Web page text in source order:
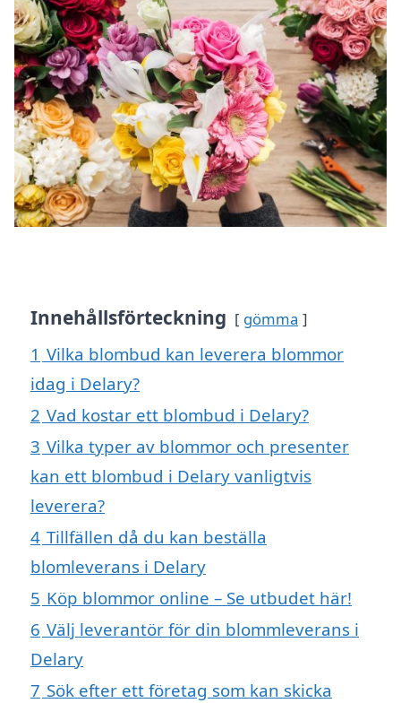
Innehållsförteckning gömma
1 Vilka blombud kan leverera blommor
idag i Delary?
2 Vad kostar ett blombud i Delary?
3 Vilka typer av blommor och presenter
kan ett blombud i Delary vanligtvis
leverera?
4 Tillfällen då du kan beställa
blomleverans i Delary
5 Köp blommor online – Se utbudet här!
6 Välj leverantör för din blommleverans i
Delary
7 Sök efter ett företag som kan skicka